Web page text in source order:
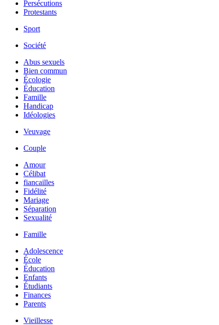
Persécutions
Protestants
Sport
Société
Abus sexuels
Bien commun
Écologie
Éducation
Famille
Handicap
Idéologies
Veuvage
Couple
Amour
Célibat
fiancailles
Fidélité
Mariage
Séparation
Sexualité
Famille
Adolescence
École
Éducation
Enfants
Étudiants
Finances
Parents
Vieillesse